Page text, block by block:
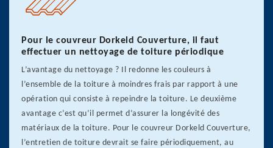
Pour le couvreur Dorkeld Couverture, il faut
effectuer un nettoyage de toiture périodique
L’avantage du nettoyage ? Il redonne les couleurs à
l’ensemble de la toiture à moindres frais par rapport à une
opération qui consiste à repeindre la toiture. Le deuxième
avantage c’est qu’il permet d’assurer la longévité des
matériaux de la toiture. Pour le couvreur Dorkeld Couverture,
l’entretien de toiture devrait se faire périodiquement, au